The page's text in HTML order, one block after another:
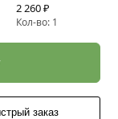
2 260 ₽
Кол-во: 1
заказ